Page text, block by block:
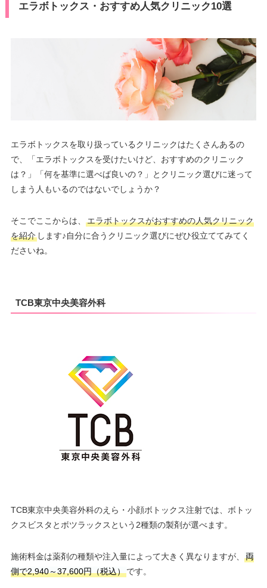
エラボトックス・おすすめ人気クリニック10選
エラボトックスを取り扱っているクリニックはたくさんあるの
で、「エラボトックスを受けたいけど、おすすめのクリニック
は？」「何を基準に選べば良いの？」とクリニック選びに迷って
しまう人もいるのではないでしょうか？
そこでここからは、
エラボトックスがおすすめの人気クリニック
を紹介します♪自分に合うクリニック選びにぜひ役立ててみてく
ださいね。
TCB東京中央美容外科
TCB東京中央美容外科のえら・小顔ボトックス注射では、ボトッ
クスビスタとボツラックスという2種類の製剤が選べます。
施術料金は薬剤の種類や注入量によって大きく異なりますが、
両
側で2,940～37,600円（税込）です。